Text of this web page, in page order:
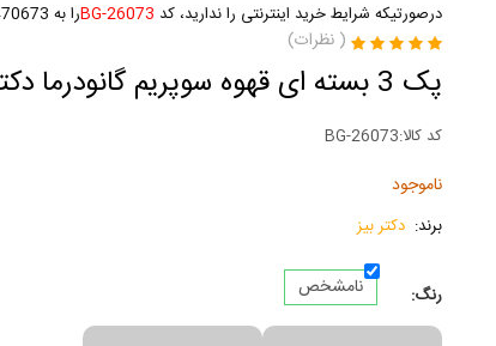
درصورتیکه شرایط خرید اینترنتی را ندارید، کد BG-26073را به 3000470673 پیامک کنید
( نظرات)
پک 3 بسته ای قهوه سوپریم گانودرما دکتر بیز
کد کالا:BG-26073
ناموجود
برند: دکتر بیز
رنگ: نامشخص